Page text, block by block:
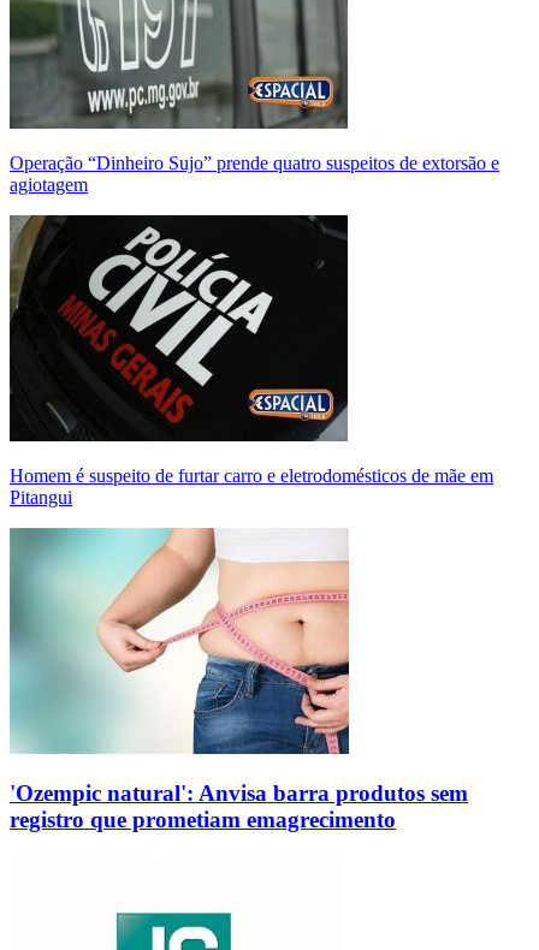
Operação “Dinheiro Sujo” prende quatro suspeitos de extorsão e
agiotagem
Homem é suspeito de furtar carro e eletrodomésticos de mãe em
Pitangui
'Ozempic natural': Anvisa barra produtos sem
registro que prometiam emagrecimento